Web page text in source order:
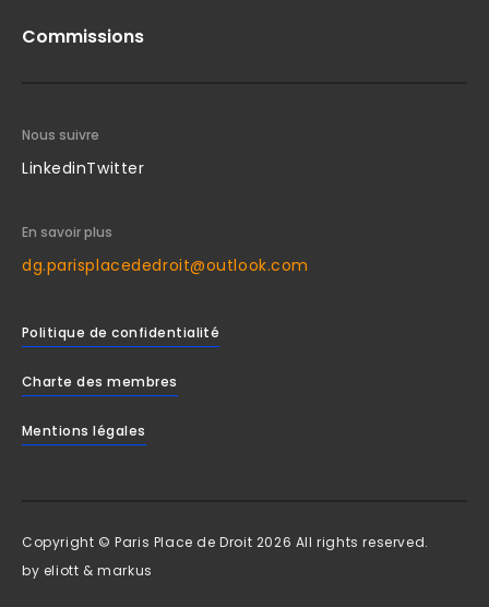
Commissions
Nous suivre
LinkedinTwitter
En savoir plus
dg.parisplacededroit@outlook.com
Politique de confidentialité
Charte des membres
Mentions légales
Copyright © Paris Place de Droit 2026 All rights reserved.
by eliott & markus